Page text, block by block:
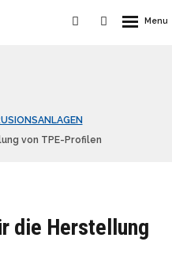
von TPE-Profilen
die Herstellung